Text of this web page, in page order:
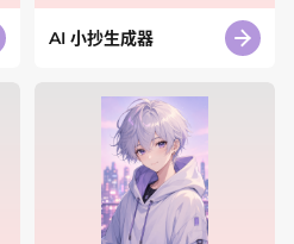
AI 小抄生成器